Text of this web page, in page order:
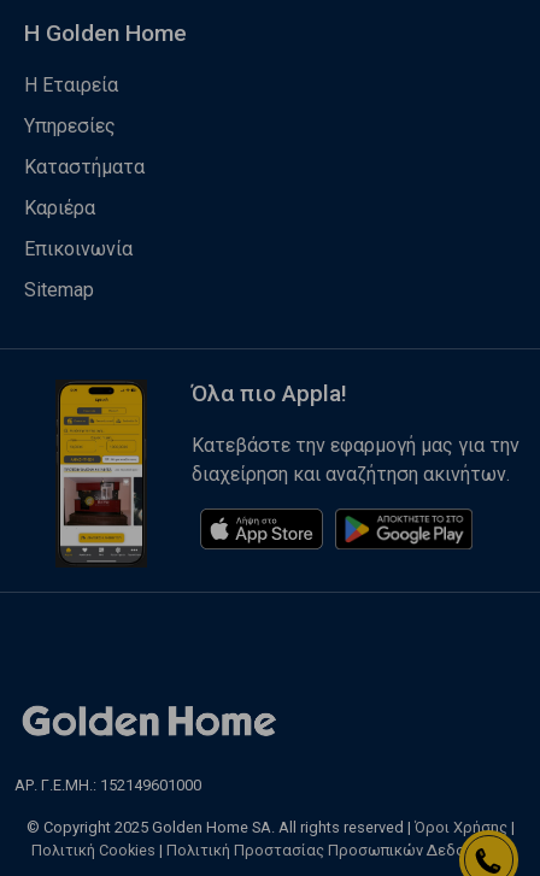
Η Golden Home
Η Εταιρεία
Υπηρεσίες
Καταστήματα
Καριέρα
Επικοινωνία
Sitemap
Όλα πιο Appla!
Κατεβάστε την εφαρμογή μας για την
διαχείρηση και αναζήτηση ακινήτων.
ΑΡ. Γ.Ε.ΜΗ.: 152149601000
© Copyright 2025 Golden Home SA. All rights reserved | Όροι Χρήσης |
Πολιτική Cookies | Πολιτική Προστασίας Προσωπικών Δεδομένων